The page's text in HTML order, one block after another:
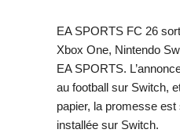
EA SPORTS FC 26
Xbox One, Nintendo
EA SPORTS.
au football sur Switch,
papier, la promesse
installée sur Switch.